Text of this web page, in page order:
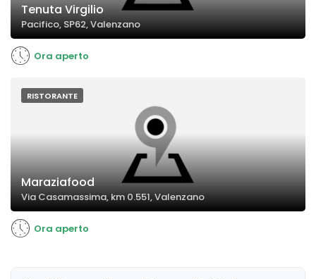
Tenuta Virgilio
Pacifico, SP62, Valenzano
Ora aperto
RISTORANTE
Maraziafood
Via Casamassima, km 0.551, Valenzano
Ora aperto